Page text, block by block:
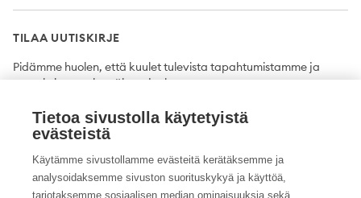
TILAA UUTISKIRJE
Pidämme huolen, että kuulet tulevista tapahtumistamme ja
uutuuksista ensimmäisten joukossa.
Tilaa
Tietoa sivustolla käytetyistä
evästeistä
Käytämme sivustollamme evästeitä kerätäksemme ja
analysoidaksemme sivuston suorituskykyä ja käyttöä,
tarjotaksemme sosiaalisen median ominaisuuksia sekä